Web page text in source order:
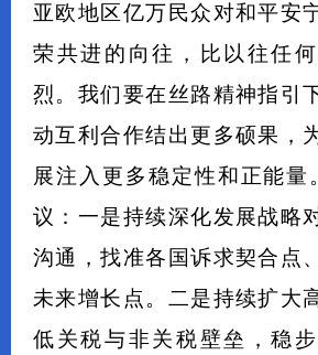
亚欧地区亿万民众对和平安
荣共进的向往，比以往任
烈。我们要在丝路精神指引
动互利合作结出更多硕果，
展注入更多稳定性和正能量
议：一是持续深化发展战略
沟通，找准各国诉求契合点
未来增长点。二是持续扩大
低关税与非关税壁垒，稳